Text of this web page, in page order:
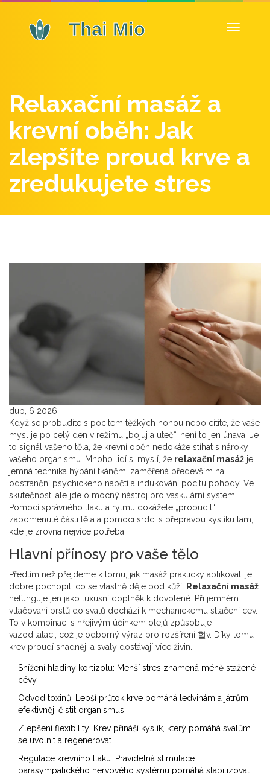
Zobrazit
Relaxační masáž a
krevní oběh: Jak
zlepšíte proud krve a
zredukujete stres
dub, 6 2026
Když se probudíte s pocitem těžkých nohou nebo cítíte, že vaše
mysl je po celý den v režimu „bojuj a uteč“, není to jen únava. Je
to signál vašeho těla, že krevní oběh nedokáže stíhat s nároky
vašeho organismu. Mnoho lidí si myslí, že relaxační masáž je
jemná technika hýbání tkáněmi zaměřená především na
odstranění psychického napětí a indukování pocitu pohody. Ve
skutečnosti ale jde o mocný nástroj pro vaskulární systém.
Pomocí správného tlaku a rytmu dokážete „probudit“
zapomenuté části těla a pomoci srdci s přepravou kyslíku tam,
kde je zrovna nejvíce potřeba.
Hlavní přínosy pro vaše tělo
Předtím než přejdeme k tomu, jak masáž prakticky aplikovat, je
dobré pochopit, co se vlastně děje pod kůží.
Relaxační masáž
nefunguje jen jako luxusní doplněk k dovolené. Při jemném
vtlačování prstů do svalů dochází k mechanickému stlačení cév.
To v kombinaci s hřejivým účinkem olejů způsobuje
vazodilataci, což je odborný výraz pro rozšíření 혈v. Díky tomu
krev proudí snadněji a svaly dostávají více živin.
Snížení hladiny kortizolu: Menší stres znamená méně stažené
cévy.
Odvod toxinů: Lepší průtok krve pomáhá ledvinám a játrům
efektivněji čistit organismus.
Zlepšení flexibility: Krev přináší kyslík, který pomáhá svalům
se uvolnit a regenerovat.
Regulace krevního tlaku: Pravidelná stimulace
parasympatického nervového systému pomáhá stabilizovat